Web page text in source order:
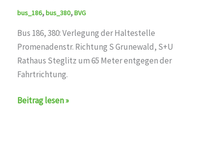
bus_186,bus_380,BVG
Bus 186, 380: Verlegung der Haltestelle
Promenadenstr. Richtung S Grunewald, S+U
Rathaus Steglitz um 65 Meter entgegen der
Fahrtrichtung.
Haltestelle
Beitrag lesen »